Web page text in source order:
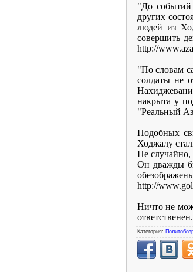
"До событий
других
людей из
совершить
http://
"По словам
солдаты не
накрыта у
"Реальный
Подобных
Ходжалу
Не случайно,
Он дважды
http://
Ничто не
Категория: